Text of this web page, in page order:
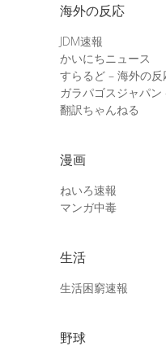
海外の反応
JDM速報
かいにちニュース
すらるど – 海外の反
ガラパゴスジャパン
翻訳ちゃんねる
漫画
ねいろ速報
マンガ中毒
生活
生活困窮速報
野球